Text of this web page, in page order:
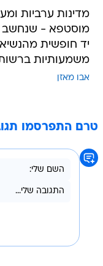
מדינות ערביות
מוסטפא - שנחשב
יד חופשית
משמעותיות
אבו מאזן
טרם התפרסמו